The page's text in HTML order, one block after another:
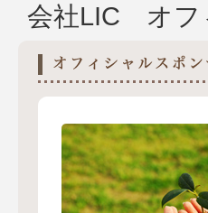
会社LIC オフ